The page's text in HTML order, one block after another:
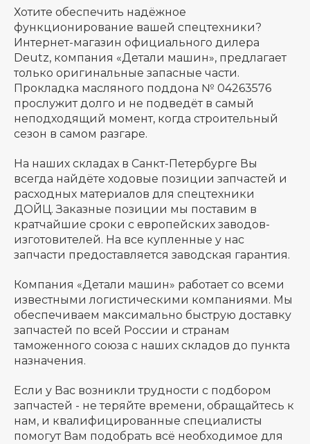
Хотите обеспечить надёжное
функционирование вашей спецтехники?
Интернет-магазин официального дилера
Deutz, компания «Детали машин», предлагает
только оригинальные запасные части.
Прокладка масляного поддона № 04263576
прослужит долго и не подведёт в самый
неподходящий момент, когда строительный
сезон в самом разгаре.
На наших складах в Санкт-Петербурге Вы
всегда найдёте ходовые позиции запчастей и
расходных материалов для спецтехники
ДОЙЦ. Заказные позиции мы поставим в
кратчайшие сроки с европейских заводов-
изготовителей. На все купленные у нас
запчасти предоставляется заводская гарантия.
Компания «Детали машин» работает со всеми
известными логистическими компаниями. Мы
обеспечиваем максимально быструю доставку
запчастей по всей России и странам
таможенного союза с наших складов до пункта
назначения.
Если у Вас возникли трудности с подбором
запчастей - не теряйте времени, обращайтесь к
нам, и квалифицированные специалисты
помогут Вам подобрать всё необходимое для